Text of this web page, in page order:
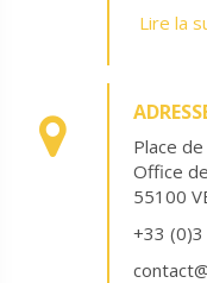
Lire la
Place
Office
55100
+33